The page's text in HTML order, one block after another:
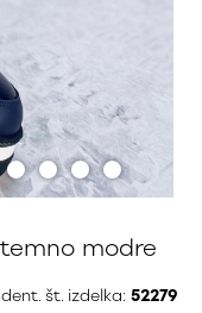
modre
št. izdelka: 52279